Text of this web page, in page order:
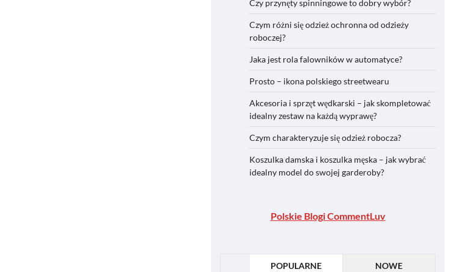
Czy przynęty spinningowe to dobry wybór?
Czym różni się odzież ochronna od odzieży
roboczej?
Jaka jest rola falowników w automatyce?
Prosto – ikona polskiego streetwearu
Akcesoria i sprzęt wędkarski – jak skompletować
idealny zestaw na każdą wyprawę?
Czym charakteryzuje się odzież robocza?
Koszulka damska i koszulka męska – jak wybrać
idealny model do swojej garderoby?
Polskie Blogi CommentLuv
POPULARNE NOWE